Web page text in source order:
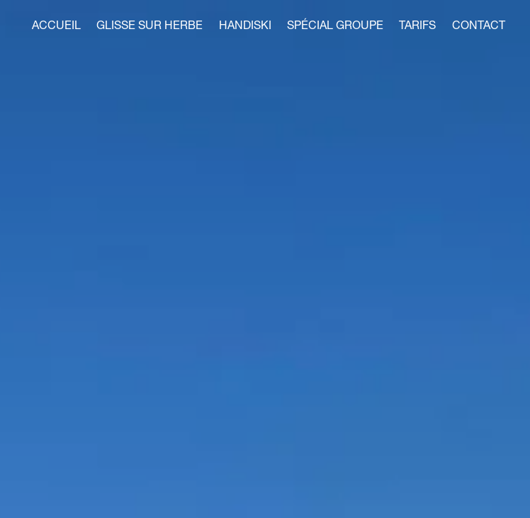
ACCUEIL GLISSE SUR HERBE HANDISKI SPÉCIAL GROUPE TARIFS CONTACT